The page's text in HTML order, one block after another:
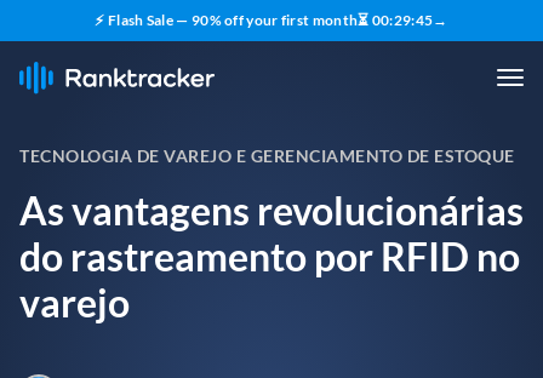
⚡ Flash Sale — 90% off your first month⏳ 00:29:44→
TECNOLOGIA DE VAREJO E GERENCIAMENTO DE ESTOQUE
As vantagens revolucionárias
do rastreamento por RFID no
varejo